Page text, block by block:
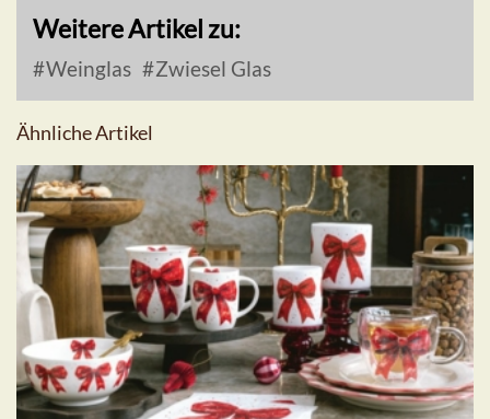
Weitere Artikel zu:
Weinglas Zwiesel Glas
Ähnliche Artikel